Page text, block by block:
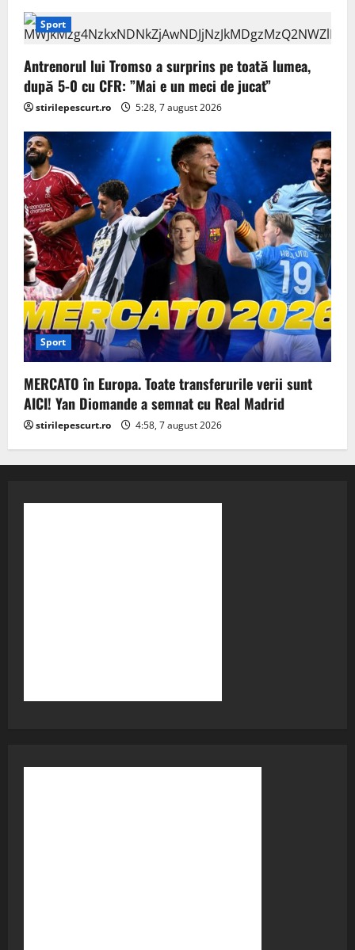
Sport
Antrenorul lui Tromso a surprins pe toată lumea,
după 5-0 cu CFR: ”Mai e un meci de jucat”
stirilepescurt.ro 5:28, 7 august 2026
Sport
MERCATO în Europa. Toate transferurile verii sunt
AICI! Yan Diomande a semnat cu Real Madrid
stirilepescurt.ro 4:58, 7 august 2026